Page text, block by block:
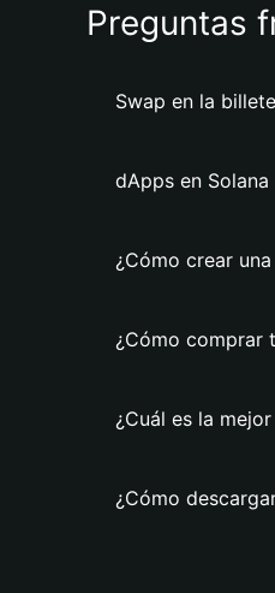
Preguntas
Swap en la
dApps en Solana
¿Cómo crear
¿Cómo comprar
¿Cuál es la
¿Cómo